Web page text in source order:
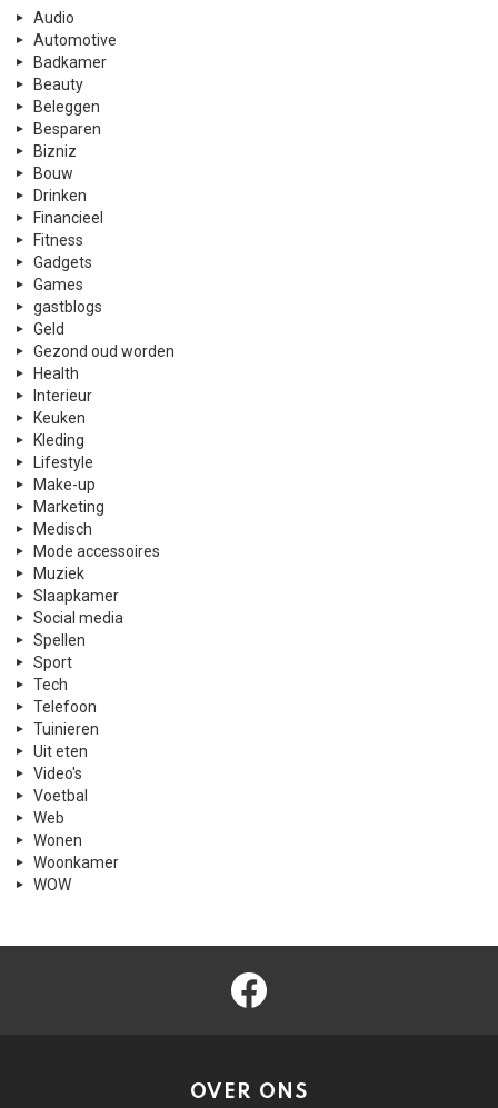
Audio
Automotive
Badkamer
Beauty
Beleggen
Besparen
Bizniz
Bouw
Drinken
Financieel
Fitness
Gadgets
Games
gastblogs
Geld
Gezond oud worden
Health
Interieur
Keuken
Kleding
Lifestyle
Make-up
Marketing
Medisch
Mode accessoires
Muziek
Slaapkamer
Social media
Spellen
Sport
Tech
Telefoon
Tuinieren
Uit eten
Video's
Voetbal
Web
Wonen
Woonkamer
WOW
facebook
OVER ONS